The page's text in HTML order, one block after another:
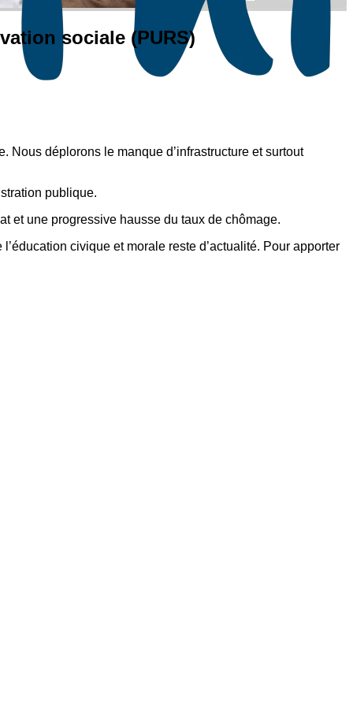
sociale (PURS)
Nous déplorons le manque d’infrastructure et surtout
publique.
et une progressive hausse du taux de chômage.
civique et morale reste d’actualité. Pour apporter